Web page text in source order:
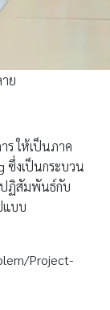
ย
ร ให้เป็นภาค
ซึ่งเป็นกระบวน
ปฏิสัมพันธ์กับ
แบบ
Project-